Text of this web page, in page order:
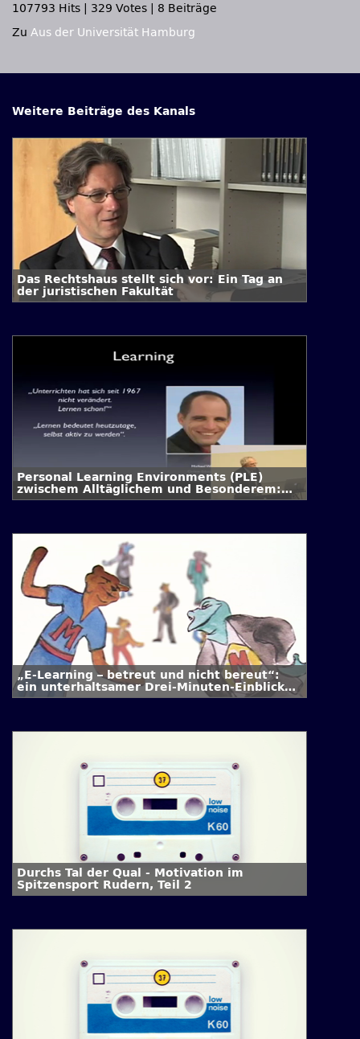
107793 Hits
329 Votes
8 Beiträge
Zu Aus der Universität Hamburg
Weitere Beiträge des Kanals
Das Rechtshaus stellt sich vor: Ein Tag an
der juristischen Fakultät
Personal Learning Environments (PLE)
zwischem Alltäglichem und Besonderem:
Was konstituiert eigentlich eine
„E-Learning – betreut und nicht bereut“:
ein unterhaltsamer Drei-Minuten-Einblick
ins moderierte, kollaborative E-Learning
Durchs Tal der Qual - Motivation im
Spitzensport Rudern, Teil 2